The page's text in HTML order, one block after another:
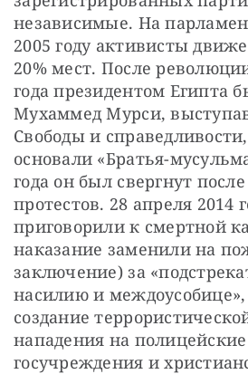
независимые. На
2005 году активисты
20% мест. После
года президентом Египта
Мухаммед Мурси,
Свободы и
основали «Братья-
года он был свергнут
протестов. 28 апреля 2014
приговорили к смертной
наказание заменили на
заключение) за
насилию и междоусобице»,
создание
нападения на
госучреждения и